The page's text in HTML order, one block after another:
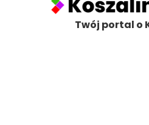
Twój portal o